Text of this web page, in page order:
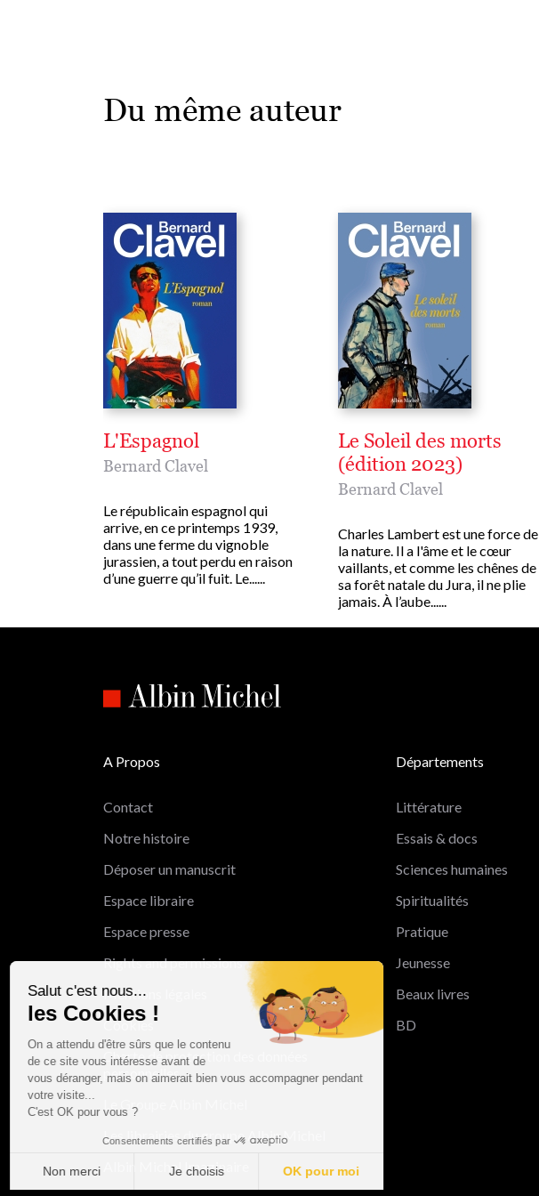
Salut c'est nous...
les Cookies !
On a attendu d'être sûrs que le contenu
de ce site vous intéresse avant de
vous déranger, mais on aimerait bien vous accompagner pendant
votre visite...
C'est OK pour vous ?
Consentements certifiés par
Non merci Je choisis OK pour moi
Du même auteur
L'Espagnol
Bernard Clavel
Le républicain espagnol qui
arrive, en ce printemps 1939,
dans une ferme du vignoble
jurassien, a tout perdu en raison
d’une guerre qu’il fuit. Le......
Le Soleil des morts
(édition 2023)
Bernard Clavel
Charles Lambert est une force de
la nature. Il a l'âme et le cœur
vaillants, et comme les chênes de
sa forêt natale du Jura, il ne plie
jamais. À l’aube......
A Propos
Contact
Notre histoire
Déposer un manuscrit
Espace libraire
Espace presse
Rights and permissions
Mentions légales
Cookies
Charte de protection des données
personnelles
Le Groupe Albin Michel
Les librairies du groupe Albin Michel
Albin Michel Imaginaire
Départements
Littérature
Essais & docs
Sciences humaines
Spiritualités
Pratique
Jeunesse
Beaux livres
BD